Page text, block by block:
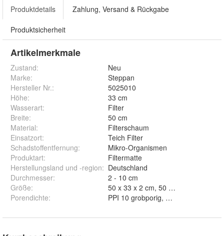
Produktdetails Zahlung, Versand & Rückgabe
Produktsicherheit
Artikelmerkmale
Zustand:
Neu
Marke:
Steppan
Hersteller Nr.:
5025010
Höhe:
33 cm
Wasserart:
Filter
Breite:
50 cm
Material:
Filterschaum
Einsatzort:
Teich Filter
Schadstoffentfernung:
Mikro-Organismen
Produktart:
Filtermatte
Herstellungsland und -region: Deutschland
Durchmesser:
2 - 10 cm
Größe:
50 x 33 x 2 cm, 50 x 33 x 3cm, 50
Porendichte: